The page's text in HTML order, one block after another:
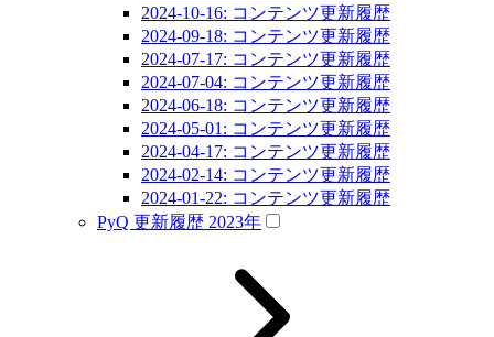
2024-10-16: コンテンツ更新履歴
2024-09-18: コンテンツ更新履歴
2024-07-17: コンテンツ更新履歴
2024-07-04: コンテンツ更新履歴
2024-06-18: コンテンツ更新履歴
2024-05-01: コンテンツ更新履歴
2024-04-17: コンテンツ更新履歴
2024-02-14: コンテンツ更新履歴
2024-01-22: コンテンツ更新履歴
PyQ 更新履歴 2023年